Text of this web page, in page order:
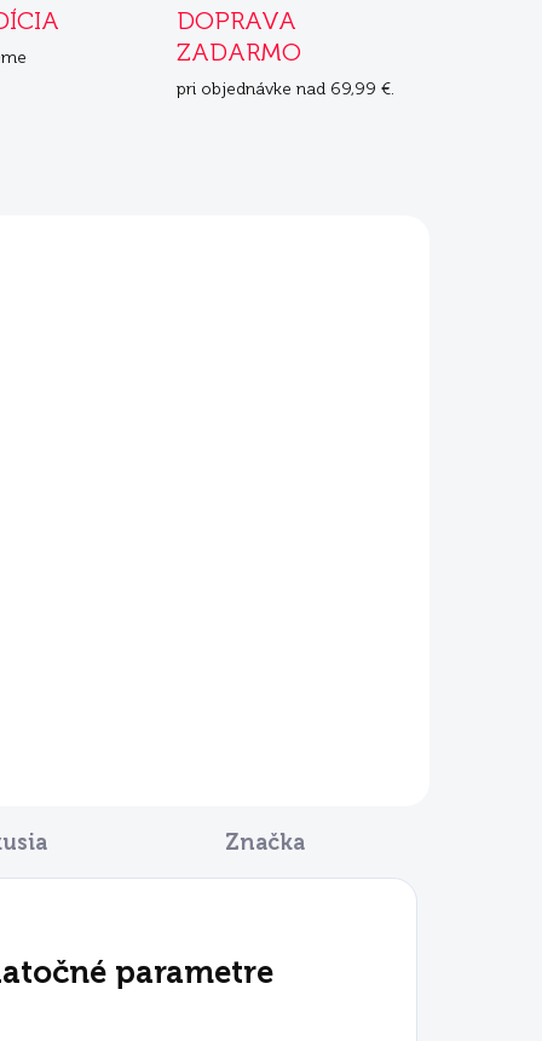
DOPRAVA
ZADARMO
pri objednávke nad 69,99 €.
Značka
parametre